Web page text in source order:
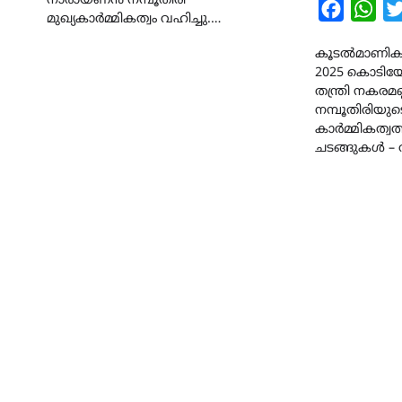
മുഖ്യകാര്‍മ്മികത്വം വഹിച്ചു.…
2025
തന്ത്രി
ചടങ്ങുകൾ –